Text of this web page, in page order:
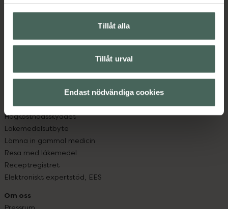
Tillåt alla
Tillåt urval
Endast nödvändiga cookies
Handla tryggt
Leverans, betalning och retur
Sajtens tillgänglighet
Köpvillkor
Om recept och läkemedel
Fullmakter
Högkostnadsskyddet
Läkemedelsutbyte
Lämna in gammal medicin
Resa med läkemedel
Receptregistret
Elektroniskt expertstöd, EES
Om oss
Pressrum